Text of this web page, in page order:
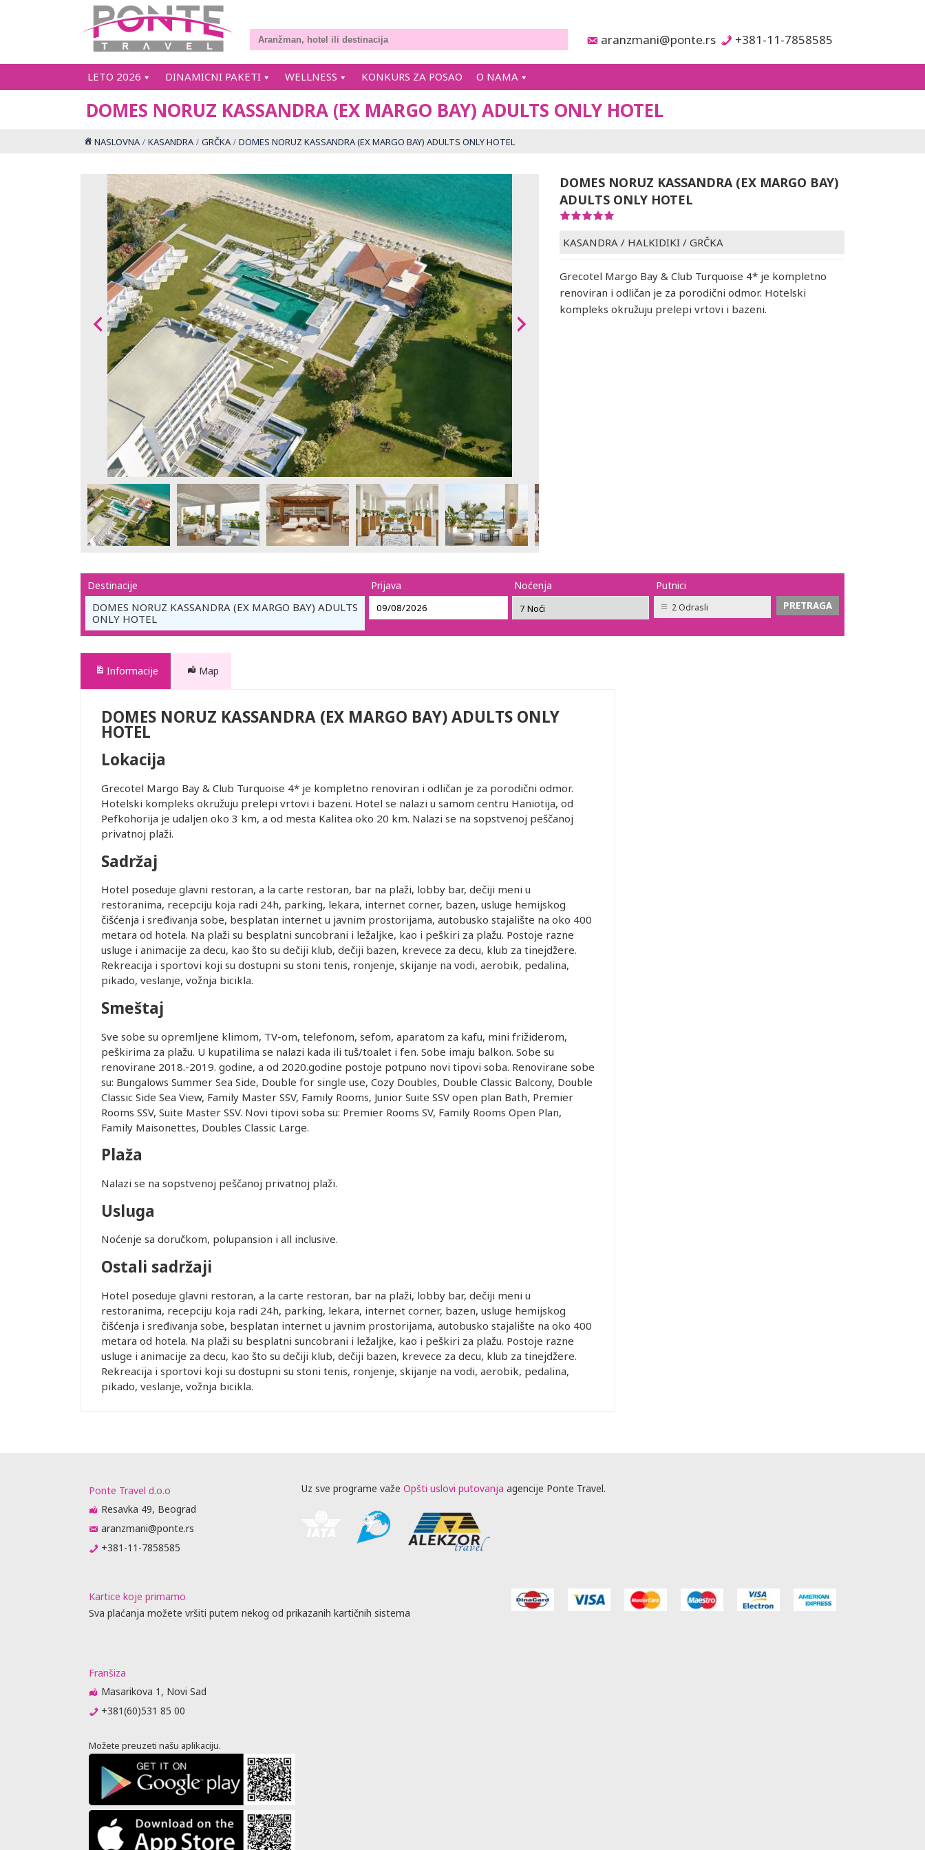
aranzmani@ponte.rs +381-11-7858585
LETO 2026 DINAMICNI PAKETI WELLNESS KONKURS ZA POSAO O NAMA
DOMES NORUZ KASSANDRA (EX MARGO BAY) ADULTS ONLY HOTEL
NASLOVNA KASANDRA GRČKA DOMES NORUZ KASSANDRA (EX MARGO BAY) ADULTS ONLY HOTEL
DOMES NORUZ KASSANDRA (EX MARGO BAY)
ADULTS ONLY HOTEL
KASANDRA / HALKIDIKI / GRČKA
Grecotel Margo Bay & Club Turquoise 4* je kompletno
renoviran i odličan je za porodični odmor. Hotelski
kompleks okružuju prelepi vrtovi i bazeni.
Destinacije
DOMES NORUZ KASSANDRA (EX MARGO BAY) ADULTS
ONLY HOTEL
Prijava Noćenja Putnici
2 Odrasli
Informacije Map
DOMES NORUZ KASSANDRA (EX MARGO BAY) ADULTS ONLY
HOTEL
Lokacija
Grecotel Margo Bay & Club Turquoise 4* je kompletno renoviran i odličan je za porodični odmor.
Hotelski kompleks okružuju prelepi vrtovi i bazeni. Hotel se nalazi u samom centru Haniotija, od
Pefkohorija je udaljen oko 3 km, a od mesta Kalitea oko 20 km. Nalazi se na sopstvenoj peščanoj
privatnoj plaži.
Sadržaj
Hotel poseduje glavni restoran, a la carte restoran, bar na plaži, lobby bar, dečiji meni u
restoranima, recepciju koja radi 24h, parking, lekara, internet corner, bazen, usluge hemijskog
čišćenja i sređivanja sobe, besplatan internet u javnim prostorijama, autobusko stajalište na oko 400
metara od hotela. Na plaži su besplatni suncobrani i ležaljke, kao i peškiri za plažu. Postoje razne
usluge i animacije za decu, kao što su dečiji klub, dečiji bazen, krevece za decu, klub za tinejdžere.
Rekreacija i sportovi koji su dostupni su stoni tenis, ronjenje, skijanje na vodi, aerobik, pedalina,
pikado, veslanje, vožnja bicikla.
Smeštaj
Sve sobe su opremljene klimom, TV-om, telefonom, sefom, aparatom za kafu, mini frižiderom,
peškirima za plažu. U kupatilima se nalazi kada ili tuš/toalet i fen. Sobe imaju balkon. Sobe su
renovirane 2018.-2019. godine, a od 2020.godine postoje potpuno novi tipovi soba. Renovirane sobe
su: Bungalows Summer Sea Side, Double for single use, Cozy Doubles, Double Classic Balcony, Double
Classic Side Sea View, Family Master SSV, Family Rooms, Junior Suite SSV open plan Bath, Premier
Rooms SSV, Suite Master SSV. Novi tipovi soba su: Premier Rooms SV, Family Rooms Open Plan,
Family Maisonettes, Doubles Classic Large.
Plaža
Nalazi se na sopstvenoj peščanoj privatnoj plaži.
Usluga
Noćenje sa doručkom, polupansion i all inclusive.
Ostali sadržaji
Hotel poseduje glavni restoran, a la carte restoran, bar na plaži, lobby bar, dečiji meni u
restoranima, recepciju koja radi 24h, parking, lekara, internet corner, bazen, usluge hemijskog
čišćenja i sređivanja sobe, besplatan internet u javnim prostorijama, autobusko stajalište na oko 400
metara od hotela. Na plaži su besplatni suncobrani i ležaljke, kao i peškiri za plažu. Postoje razne
usluge i animacije za decu, kao što su dečiji klub, dečiji bazen, krevece za decu, klub za tinejdžere.
Rekreacija i sportovi koji su dostupni su stoni tenis, ronjenje, skijanje na vodi, aerobik, pedalina,
pikado, veslanje, vožnja bicikla.
Ponte Travel d.o.o
Resavka 49, Beograd
aranzmani@ponte.rs
+381-11-7858585
Uz sve programe važe Opšti uslovi putovanja agencije Ponte Travel.
Kartice koje primamo
Sva plaćanja možete vršiti putem nekog od prikazanih kartičnih sistema
Franšiza
Masarikova 1, Novi Sad
+381(60)531 85 00
Možete preuzeti našu aplikaciju.